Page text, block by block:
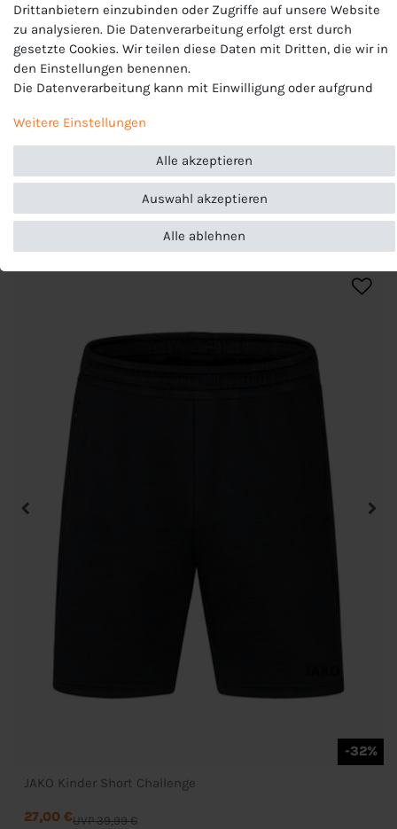
EU-Verantwortlicher
JAKO AG, Amtstrasse 82 , 74673 Mulfingen , Deutschland,
+49 7938 90630, info@jako.de
-32%
JAKO Kinder Short Challenge
UVP 39,99 €
27,00 €
Drittanbietern einzubinden oder Zugriffe auf unsere Website
zu analysieren. Die Datenverarbeitung erfolgt erst durch
gesetzte Cookies. Wir teilen diese Daten mit Dritten, die wir in
den Einstellungen benennen.
Die Datenverarbeitung kann mit Einwilligung oder aufgrund
erteilt oder abgelehnt werden. Es besteht das Recht, nicht
einzuwilligen und die Einwilligung zu einem späteren
Zeitpunkt zu ändern oder zu widerrufen. Beachten Sie unser
Impressumund weitere Hinweise zur Verwendung
personenbezogener Daten in unsererDaten­schutz­erklärung
Weitere Einstellungen
Alle akzeptieren
Alle ablehnen
Auswahl akzeptieren